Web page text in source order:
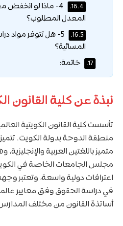
16.4.
4- ماذا لو انخفض
المعدل المطلوب؟
16.5.
5- هل تتوفر مواد
المسائية؟
17. خاتمة:
نبذة عن كلية القانون
منطقة الدوحة بدولة الكويت. تتميز
متميز باللغتين العربية
مجلس الجامعات الخاصة في
اعترافات دولية واسعة، وتعتبر
في دراسة الحقوق وفق معايير
أساتذة القانون من مختلف المدارس